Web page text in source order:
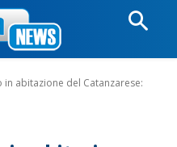
in abitazione del Catanzarese: